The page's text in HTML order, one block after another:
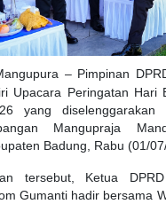
– Pimpinan
Upacara Peringatan Hari
yang diselenggarakan
Mangupraja
Badung, Rabu (01/
tersebut, Ketua
Gumanti hadir bersama